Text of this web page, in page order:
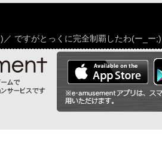
ですがとっくに完全制覇したわ(ー_ー;)